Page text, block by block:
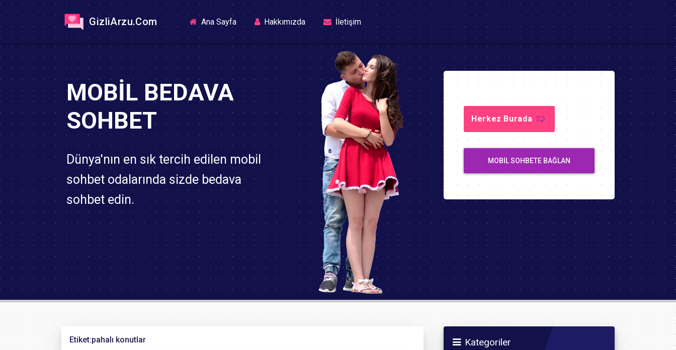
GizliArzu.Com Ana Sayfa(current)Hakkımızda İletişim
MOBIL BEDAVA
SOHBET
Dünya'nın en sık tercih edilen mobil
sohbet odalarında sizde bedava
sohbet edin.
Herkez Burada
MOBIL SOHBETE BAĞLAN
Etiket:pahalı konutlar Kategoriler